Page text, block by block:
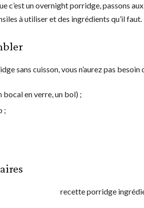
c’est un overnight porridge, passons
à utiliser et des ingrédients qu’il faut.
sans cuisson, vous n’aurez pas
bocal en verre, un bol) ;
;